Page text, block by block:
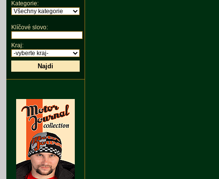
Kategorie:
Klíčové slovo:
Kraj:
Najdi